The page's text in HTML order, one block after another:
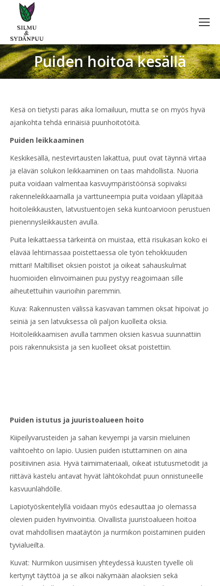
Puiden hoitoa kesällä
You are here:
Kesä on tietysti paras aika lomailuun, mutta se on myös hyvä
ajankohta tehdä erinäisiä puunhoitotöitä.
Puiden leikkaaminen
Keskikesällä, nestevirtausten lakattua, puut ovat täynnä virtaa
ja elävän solukon leikkaaminen on taas mahdollista. Nuoria
puita voidaan valmentaa kasvuympäristöönsä sopivaksi
rakenneleikkaamalla ja varttuneempia puita voidaan ylläpitää
hoitoleikkausten, latvustuentojen sekä kuntoarvioon perustuen
pienennysleikkausten avulla.
Puita leikattaessa tärkeintä on muistaa, että risukasan koko ei
elävää lehtimassaa poistettaessa ole työn tehokkuuden
mittari! Maltilliset oksien poistot ja oikeat sahauskulmat
huomioiden elinvoimainen puu pystyy reagoimaan sille
aiheutettuihin vaurioihin paremmin.
Kuva: Rakennusten välissä kasvavan tammen oksat hipoivat jo
seiniä ja sen latvuksessa oli paljon kuolleita oksia.
Hoitoleikkaamisen avulla tammen oksien kasvua suunnattiin
pois rakennuksista ja sen kuolleet oksat poistettiin.
Puiden istutus ja juuristoalueen hoito
Kiipeilyvarusteiden ja sahan kevyempi ja varsin mieluinen
vaihtoehto on lapio. Uusien puiden istuttaminen on aina
positiivinen asia. Hyvä taimimateriaali, oikeat istutusmetodit ja
riittävä kastelu antavat hyvät lähtökohdat puun onnistuneelle
kasvuunlähdölle.
Lapiotyöskentelyllä voidaan myös edesauttaa jo olemassa
olevien puiden hyvinvointia. Oivallista juuristoalueen hoitoa
ovat mahdollisen maatäytön ja nurmikon poistaminen puiden
tyvialueilta.
Kuvat: Nurmikon uusimisen yhteydessä kuusten tyvelle oli
kertynyt täyttöä ja se alkoi näkymään alaoksien sekä